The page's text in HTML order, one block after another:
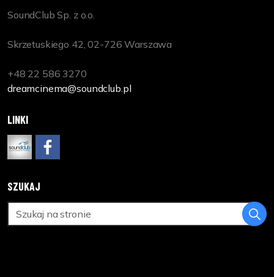
SoundClub Sp. z o.o.
Skrzetuskiego 42, 02-726 Warszawa
+48 22 586 3270
dreamcinema@soundclub.pl
LINKI
SZUKAJ